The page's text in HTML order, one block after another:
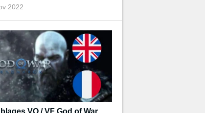
2022
VO / VF God of War